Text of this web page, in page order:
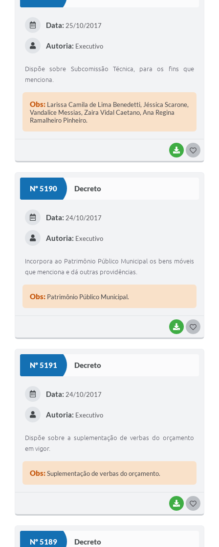
BAIXAR
Data: 25/10/2017
Autoria: Executivo
Dispõe sobre Subcomissão Técnica, para os fins que
menciona.
Obs: Larissa Camila de Lima Benedetti, Jéssica Scarone,
Vandalice Messias, Zaira Vidal Caetano, Ana Regina
Ramalheiro Pinheiro.
Nº 5190 Decreto
BAIXAR
Data: 24/10/2017
Autoria: Executivo
Incorpora ao Patrimônio Público Municipal os bens móveis
que menciona e dá outras providências.
Obs: Patrimônio Público Municipal.
Nº 5191 Decreto
BAIXAR
Data: 24/10/2017
Autoria: Executivo
Dispõe sobre a suplementação de verbas do orçamento
em vigor.
Obs:Suplementação de verbas do orçamento.
Nº 5189 Decreto